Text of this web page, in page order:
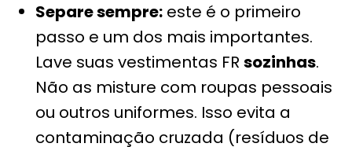
Separe sempre: este é o primeiro
passo e um dos mais importantes.
Lave suas vestimentas FR sozinhas.
Não as misture com roupas pessoais
ou outros uniformes. Isso evita a
contaminação cruzada (resíduos de